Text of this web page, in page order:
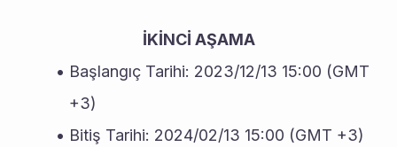
İKİNCİ AŞAMA
Başlangıç Tarihi: 2023/12/13 15:00 (GMT
+3)
Bitiş Tarihi: 2024/02/13 15:00 (GMT +3)